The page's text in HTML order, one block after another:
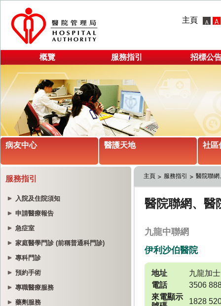
主頁
概覽 服務指引 招標公
病友中心 醫護天地 社區
服務指引
入院及住院須知
申請醫療報告
急症室
家庭醫學門診 (前稱普通科門診)
專科門診
預約手術
專職醫療服務
藥劑服務
主頁 服務指引 醫院聯網